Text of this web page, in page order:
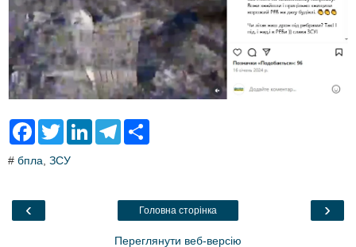
F
e
o
T
t
L
T
a
# бпла, ЗСУ
‹ ›
Головна сторінка
Переглянути веб-версію